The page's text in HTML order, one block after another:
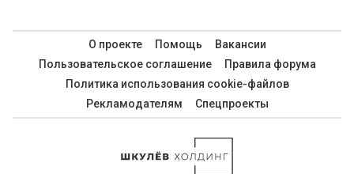
О проекте Помощь
Вакансии
Пользовательское соглашение
Правила форума
Политика использования cookie-файлов
Рекламодателям
Спецпроекты